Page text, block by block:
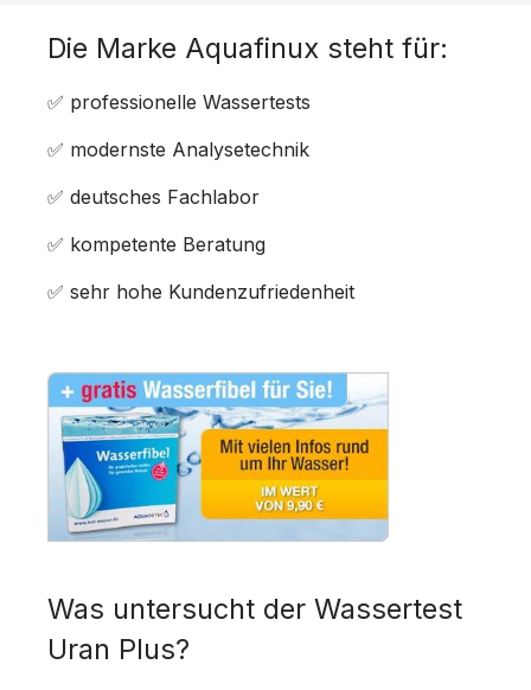
Die Marke Aquafinux steht für:
✅ professionelle Wassertests
✅ modernste Analysetechnik
✅ deutsches Fachlabor
✅ kompetente Beratung
✅ sehr hohe Kundenzufriedenheit
Was untersucht der Wassertest
Uran Plus?